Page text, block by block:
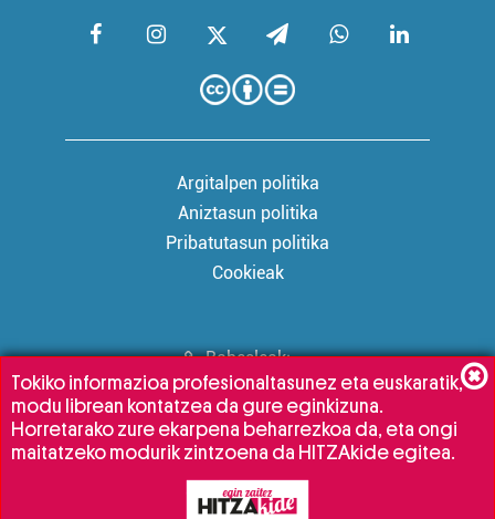
Argitalpen politika
Aniztasun politika
Pribatutasun politika
Cookieak
Babesleak:
Tokiko informazioa profesionaltasunez eta euskaratik,
modu librean kontatzea da gure eginkizuna.
Horretarako zure ekarpena beharrezkoa da, eta ongi
maitatzeko modurik zintzoena da HITZAkide egitea.